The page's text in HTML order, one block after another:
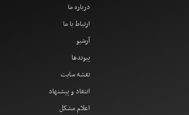
درباره ما
ارتباط با ما
آرشیو
پیوندها
نقشه سایت
انتقاد و پیشنهاد
اعلام مشکل